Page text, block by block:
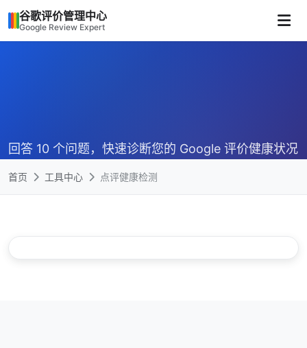
谷歌评价管理中心
Google Review Expert
回答 10 个问题，快速诊断您的 Google 评价健康状况
首页 工具中心 点评健康检测